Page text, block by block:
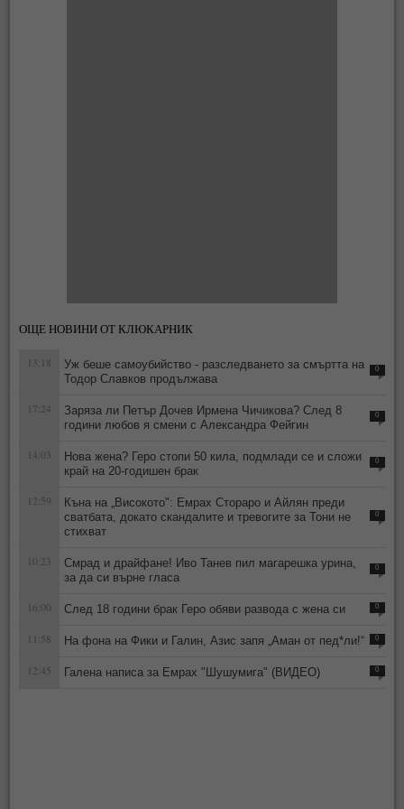
ОЩЕ НОВИНИ ОТ КЛЮКАРНИК
13:18
Уж беше самоубийство - разследването за смъртта на
Тодор Славков продължава
0
17:24
Заряза ли Петър Дочев Ирмена Чичикова? След 8
години любов я смени с Александра Фейгин
0
14:03
Нова жена? Геро стопи 50 кила, подмлади се и сложи
край на 20-годишен брак
0
12:59
Къна на „Високото": Емрах Стораро и Айлян преди
сватбата, докато скандалите и тревогите за Тони не
стихват
0
10:23
Смрад и драйфане! Иво Танев пил магарешка урина,
за да си върне гласа
0
16:00 След 18 години брак Геро обяви развода с жена си 0
11:58 На фона на Фики и Галин, Азис запя „Аман от пед*ли!“ 0
12:45 Галена написа за Емрах "Шушумига" (ВИДЕО) 0